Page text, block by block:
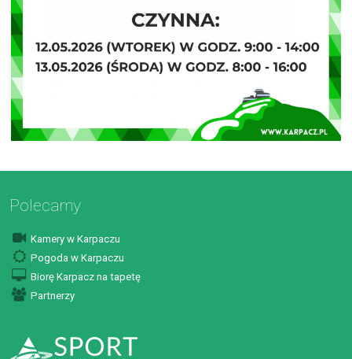
Polecamy
Kamery w Karpaczu
Pogoda w Karpaczu
Biorę Karpacz na tapetę
Partnerzy